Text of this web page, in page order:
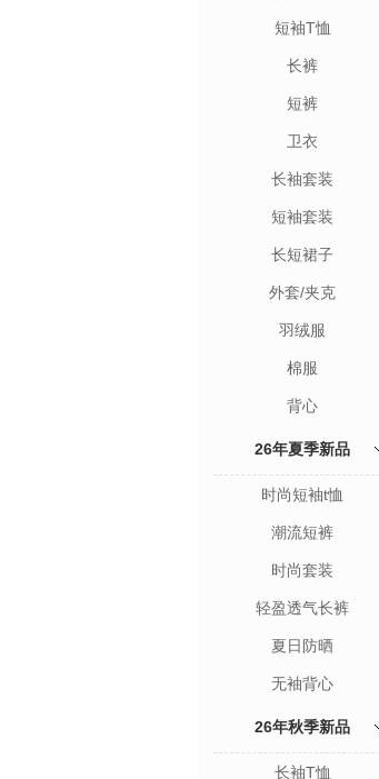
短袖T恤
长裤
短裤
卫衣
长袖套装
短袖套装
长短裙子
外套/夹克
羽绒服
棉服
背心
26年夏季新品
时尚短袖t恤
潮流短裤
时尚套装
轻盈透气长裤
夏日防晒
无袖背心
26年秋季新品
长袖T恤